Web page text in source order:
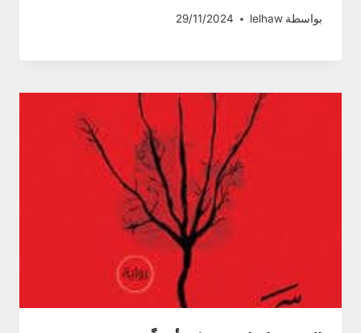
بواسطة lelhaw
29/11/2024